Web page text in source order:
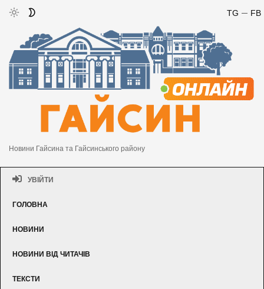
FB
TG
Новини Гайсина та Гайсинського району
УВІЙТИ
ГОЛОВНА
НОВИНИ
НОВИНИ ВІД ЧИТАЧІВ
ТЕКСТИ